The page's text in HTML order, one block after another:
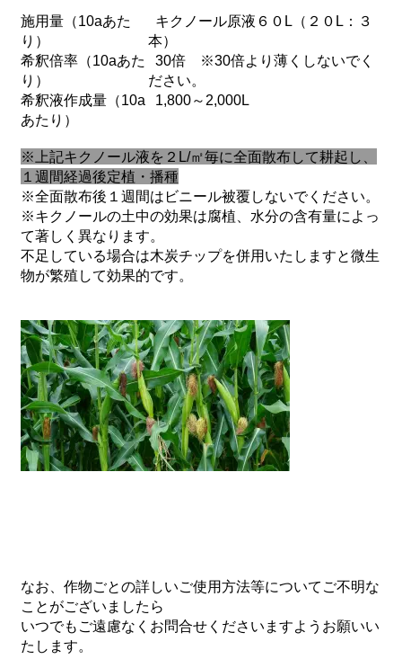
施用量（10aあた
り）
キクノール原液６０L（２０L：３
本）
希釈倍率（10aあた
り）
30倍 ※30倍より薄くしないでく
ださい。
希釈液作成量（10a
あたり）
1,800～2,000L
※上記キクノール液を２L/㎡毎に全面散布して耕起し、
１週間経過後定植・播種
※全面散布後１週間はビニール被覆しないでください。
※キクノールの土中の効果は腐植、水分の含有量によっ
て著しく異なります。
不足している場合は木炭チップを併用いたしますと微生
物が繁殖して効果的です。
なお、作物ごとの詳しいご使用方法等についてご不明な
ことがございましたら
いつでもご遠慮なくお問合せくださいますようお願いい
たします。